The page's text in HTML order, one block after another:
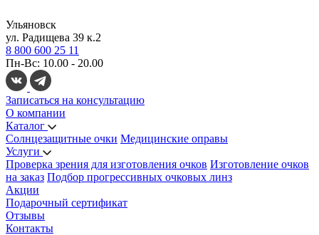
Ульяновск
ул. Радищева 39 к.2
8 800 600 25 11
Пн-Вс: 10.00 - 20.00
Записаться на консультацию
О компании
Каталог
Солнцезащитные очки Медицинские оправы
Услуги
Проверка зрения для изготовления очков Изготовление очков
на заказ Подбор прогрессивных очковых линз
Акции
Подарочный сертификат
Отзывы
Контакты